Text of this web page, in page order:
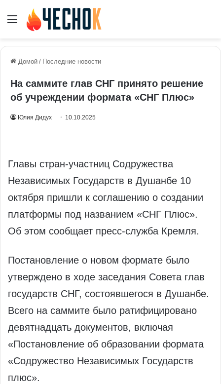
Меню
Домой / Последние новости
На саммите глав СНГ принято решение
об учреждении формата «СНГ Плюс»
Юлия Дидух 10.10.2025
Главы стран-участниц Содружества
Независимых Государств в Душанбе 10
октября пришли к соглашению о создании
платформы под названием «СНГ Плюс».
Об этом сообщает пресс-служба Кремля.
Постановление о новом формате было
утверждено в ходе заседания Совета глав
государств СНГ, состоявшегося в Душанбе.
Всего на саммите было ратифицировано
девятнадцать документов, включая
«Постановление об образовании формата
«Содружество Независимых Государств
плюс».